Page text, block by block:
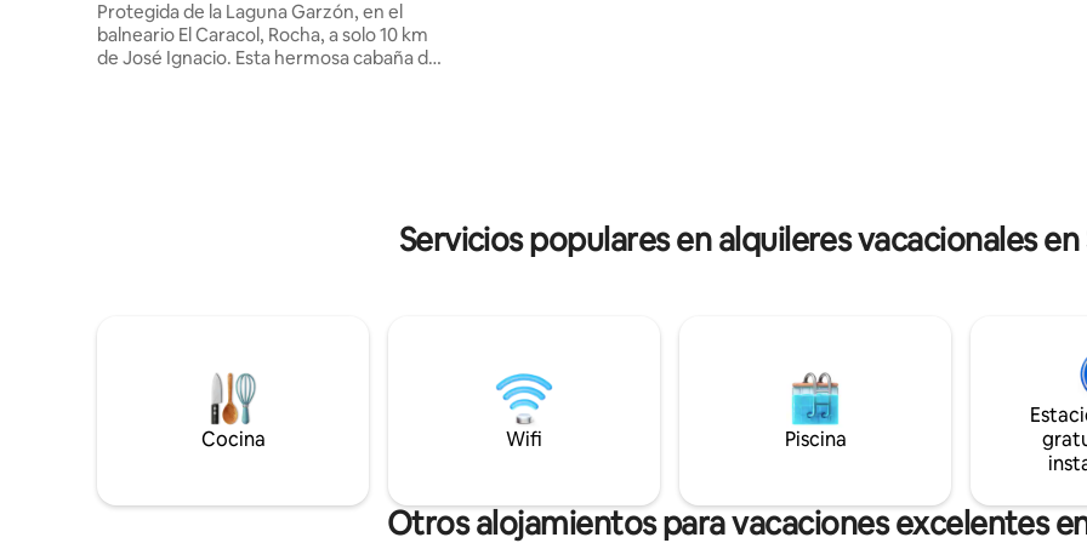
Protegida de la Laguna Garzón, en el
balneario El Caracol, Rocha, a solo 10 km
de José Ignacio. Esta hermosa cabaña de
bici, trecking por senderos maravillosos yServicios populares en alquileres vacacionales en
Cocina Wifi Piscina
Otros alojamientos para vacaciones excelentes